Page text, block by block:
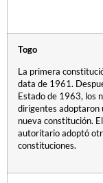
Togo
La primera
data de 1961.
Estado de 1963, los
dirigentes adoptaron
nueva constitución.
autoritario adoptó
constituciones.